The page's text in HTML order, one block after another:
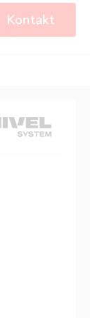
Kontakt